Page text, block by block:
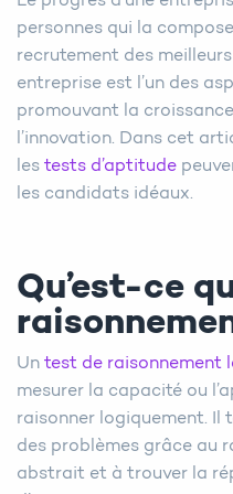
personnes qui la
recrutement des
entreprise est l’un des
promouvant la
l’innovation. Dans cet
les tests d’aptitude
les candidats idéaux.
Qu’est-ce
Un test de raisonnement
mesurer la capacité ou
raisonner logiquement. Il
des problèmes grâce au
abstrait et à trouver la